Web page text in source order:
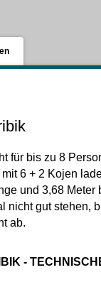
für bis zu 8
6 + 2 Kojen
und 3,68
nicht gut stehen,
ab.
-